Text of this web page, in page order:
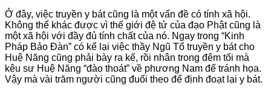
Ở đây, việc truyền y bát cũng là một vấn đề có tính xã hội.
Không thể khác được vì thế giới đệ tử của đạo Phật cũng là
một xã hội với đầy đủ tính chất của nó. Ngay trong “Kinh
Pháp Bảo Đàn” có kể lại việc thầy Ngũ Tổ truyền y bát cho
Huệ Năng cũng phải bày ra kế, rồi nhân trong đêm tối mà
kêu sư Huệ Năng “đào thoát” về phương Nam để tránh họa.
Vậy mà vài trăm người cũng đuổi theo để định đoạt lại y bát.